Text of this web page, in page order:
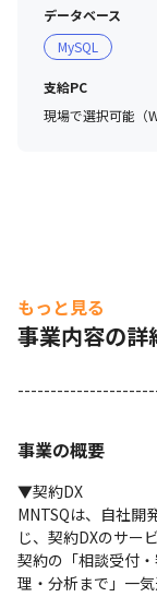
∟バリューの理
するか、全社を
∟期間中はメン
躍を側面支援し
データベース
MySQL
支給PC
現場で選択可能（
もっと見る
事業内容の詳
事業の概要
▼契約DX
MNTSQは、自社開
じ、契約DXのサー
契約の「相談受付
理・分析まで」一